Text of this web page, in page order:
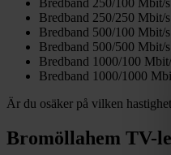
Bredband 250/100 Mbit/s
Bredband 250/250 Mbit/s
Bredband 500/100 Mbit/s
Bredband 500/500 Mbit/s
Bredband 1000/100
Bredband 1000/1000
Är du osäker på vilken
Bromöllahem TV-